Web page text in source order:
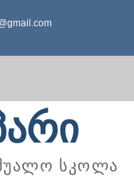
სკოლა